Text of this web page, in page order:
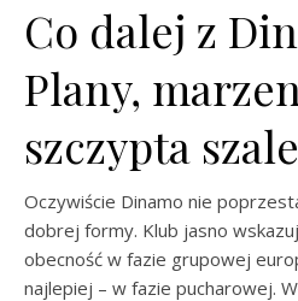
Co dalej z
Plany,
szczypta
Oczywiście Dinamo nie
dobrej formy. Klub jasno
obecność w fazie grupowej
najlepiej – w fazie pucharowej.